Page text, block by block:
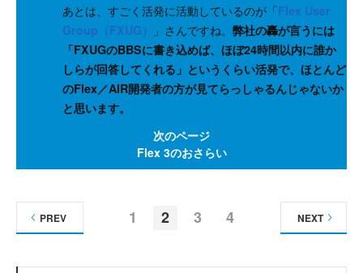
あとは、すごく活発に活動しているのが「Flex User
Group（FXUG）
」さんですね。 弊社の轟が言うには
「FXUGのBBSに書き込めば、ほぼ24時間以内に誰か
しらが回答してくれる」というくらい活発で、ほとんど
のFlex／AIR開発者の方が見てらっしゃるんじゃないか
と思います。
次のページ
Flex 3のおさらい
1 2 3 4
PREV NEXT